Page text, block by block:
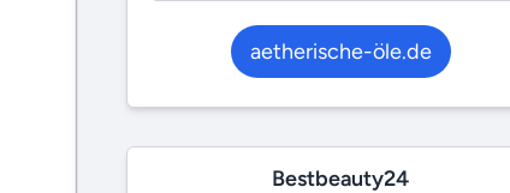
aetherische-öle.de
Bestbeauty24